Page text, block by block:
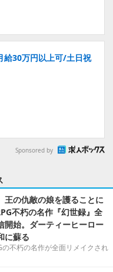
給30万円以上可/土日祝
Sponsored by
王の仇敵の娘を護ることに
不朽の名作『幻世録』全
開始。ダーティーヒーロー
に蘇る
不朽の名作が全面リメイクされ